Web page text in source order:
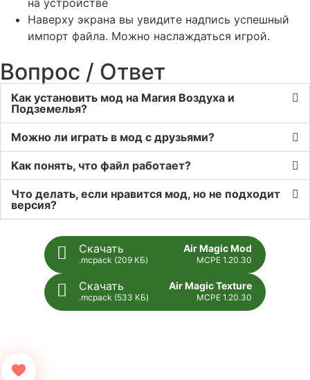
на устройстве
Наверху экрана вы увидите надпись успешный
импорт файла. Можно наслаждаться игрой.
Вопрос / Ответ
Как установить мод на Магия Воздуха и
Подземелья?
Можно ли играть в мод с друзьями?
Как понять, что файл работает?
Что делать, если нравится мод, но не подходит
версия?
Скачать
.mcpack (209 КБ)
Air Magic Mod
MCPE 1.20.30
Скачать
.mcpack (533 КБ)
Air Magic Texture
MCPE 1.20.30